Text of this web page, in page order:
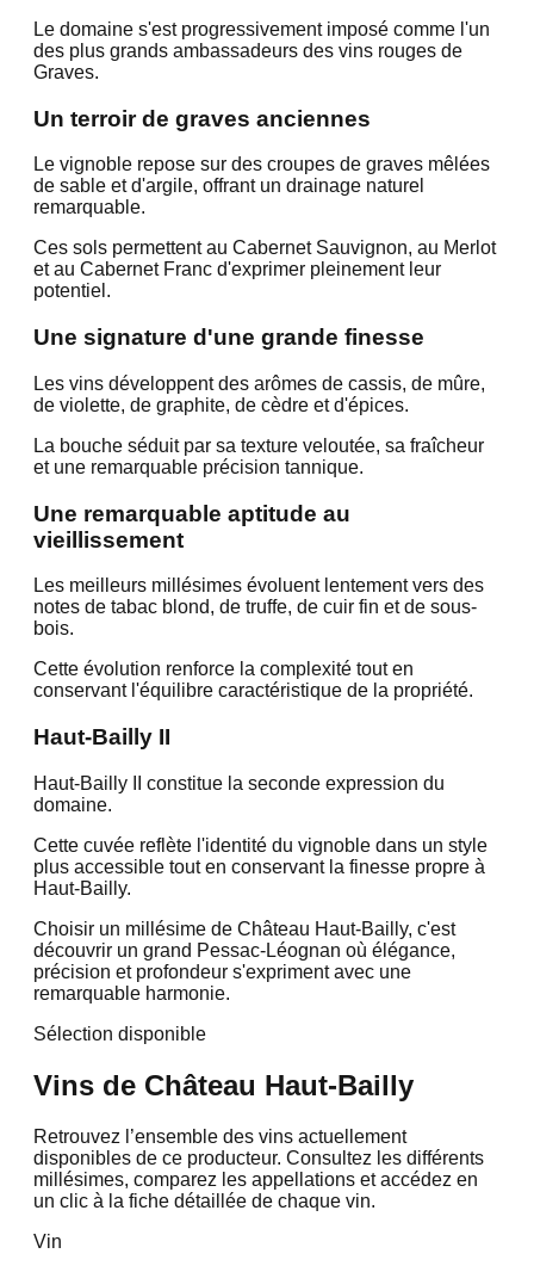
Le domaine s'est progressivement imposé comme l'un
des plus grands ambassadeurs des vins rouges de
Graves.
Un terroir de graves anciennes
Le vignoble repose sur des croupes de graves mêlées
de sable et d'argile, offrant un drainage naturel
remarquable.
Ces sols permettent au Cabernet Sauvignon, au Merlot
et au Cabernet Franc d'exprimer pleinement leur
potentiel.
Une signature d'une grande finesse
Les vins développent des arômes de cassis, de mûre,
de violette, de graphite, de cèdre et d'épices.
La bouche séduit par sa texture veloutée, sa fraîcheur
et une remarquable précision tannique.
Une remarquable aptitude au
vieillissement
Les meilleurs millésimes évoluent lentement vers des
notes de tabac blond, de truffe, de cuir fin et de sous-
bois.
Cette évolution renforce la complexité tout en
conservant l'équilibre caractéristique de la propriété.
Haut-Bailly II
Haut-Bailly II constitue la seconde expression du
domaine.
Cette cuvée reflète l'identité du vignoble dans un style
plus accessible tout en conservant la finesse propre à
Haut-Bailly.
Choisir un millésime de Château Haut-Bailly, c'est
découvrir un grand Pessac-Léognan où élégance,
précision et profondeur s'expriment avec une
remarquable harmonie.
Sélection disponible
Vins de Château Haut-Bailly
Retrouvez l’ensemble des vins actuellement
disponibles de ce producteur. Consultez les différents
millésimes, comparez les appellations et accédez en
un clic à la fiche détaillée de chaque vin.
Vin